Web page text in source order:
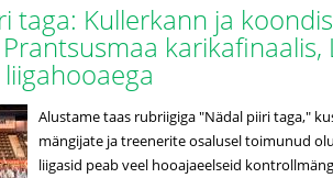
taga: Kullerkann ja
karikafinaalis,
Alustame taas rubriigiga "Nädal piiri taga,"
mängijate ja treenerite osalusel toimunud
liigasid peab veel hooajaeelseid